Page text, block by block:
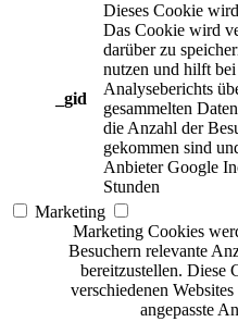
_gid
Dieses Cookie
Das Cookie wird
darüber zu
nutzen und hilft
Analyseberichts
gesammelten
die Anzahl der
gekommen sind
Anbieter Google
Stunden
Marketing
Marketing Cookies
Besuchern relevante
bereitzustellen. Diese
verschiedenen
angepasste